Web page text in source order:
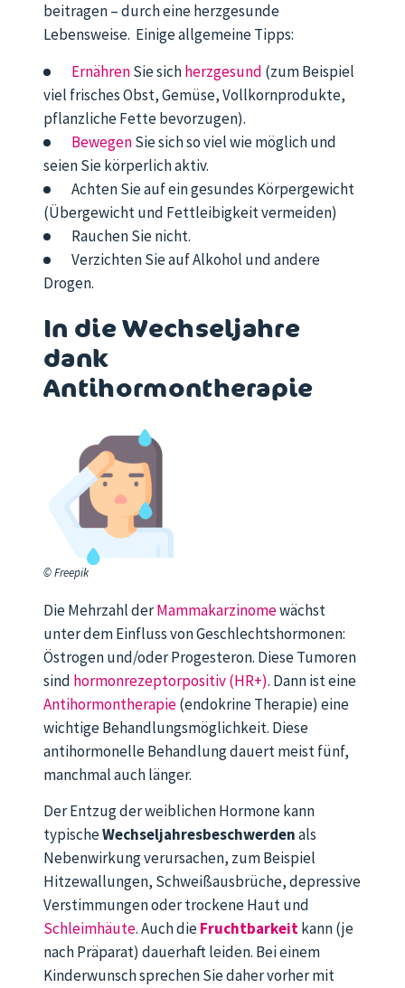
beitragen – durch eine herzgesunde
Lebensweise. Einige allgemeine Tipps:
ErnährenSie sichherzgesund (zum Beispiel
viel frisches Obst, Gemüse, Vollkornprodukte,
pflanzliche Fette bevorzugen).
BewegenSie sich so viel wie möglich und
seien Sie körperlich aktiv.
Achten Sie auf ein gesundes Körpergewicht
(Übergewicht und Fettleibigkeit vermeiden)
Rauchen Sie nicht.
Verzichten Sie auf Alkohol und andere
Drogen.
In die Wechseljahre
dank
Antihormontherapie
© Freepik
Die Mehrzahl derMammakarzinomewächst
unter dem Einfluss von Geschlechtshormonen:
Östrogen und/oder Progesteron. Diese Tumoren
sind hormonrezeptorpositiv (HR+). Dann ist eine
Antihormontherapie(endokrine Therapie) eine
wichtige Behandlungsmöglichkeit. Diese
antihormonelle Behandlung dauert meist fünf,
manchmal auch länger.
Der Entzug der weiblichen Hormone kann
typischeWechseljahresbeschwerdenals
Nebenwirkung verursachen, zum Beispiel
Hitzewallungen, Schweißausbrüche, depressive
Verstimmungen oder trockene Haut und
Schleimhäute. Auch dieFruchtbarkeitkann (je
nach Präparat) dauerhaft leiden. Bei einem
Kinderwunsch sprechen Sie daher vorher mit